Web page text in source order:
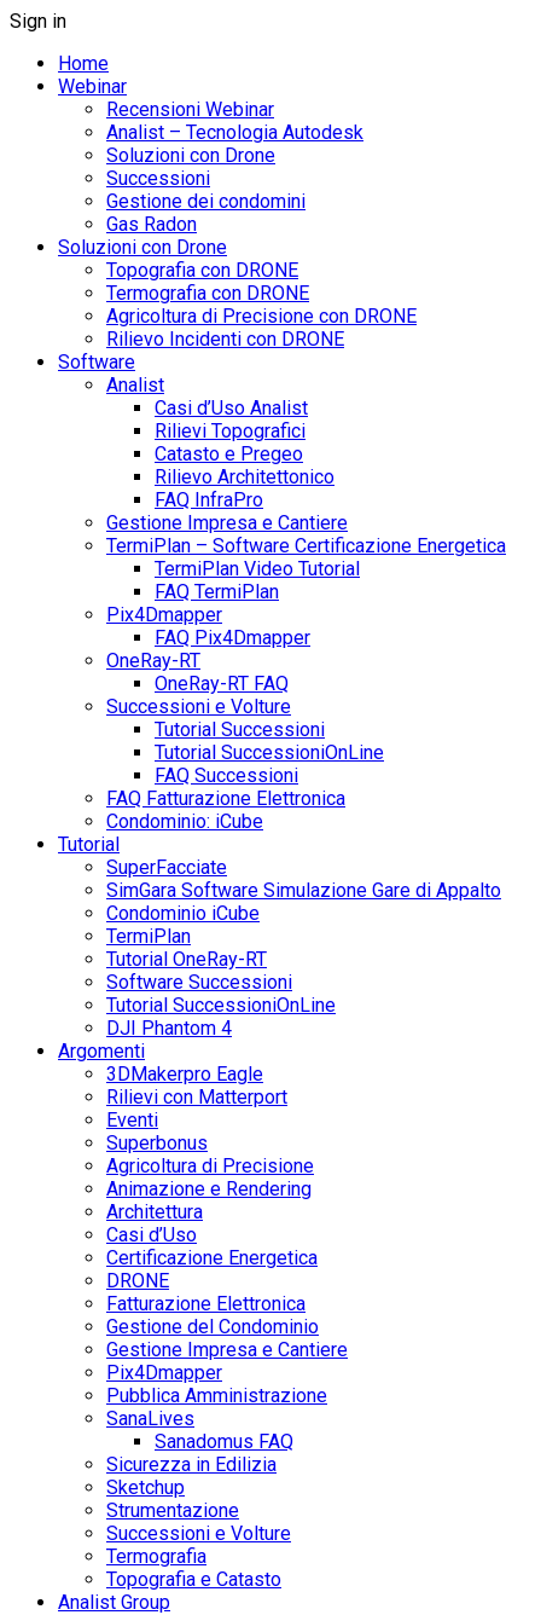
Sign in
Home
Webinar
Recensioni Webinar
Analist – Tecnologia Autodesk
Soluzioni con Drone
Successioni
Gestione dei condomini
Gas Radon
Soluzioni con Drone
Topografia con DRONE
Termografia con DRONE
Agricoltura di Precisione con DRONE
Rilievo Incidenti con DRONE
Software
Analist
Casi d’Uso Analist
Rilievi Topografici
Catasto e Pregeo
Rilievo Architettonico
FAQ InfraPro
Gestione Impresa e Cantiere
TermiPlan – Software Certificazione Energetica
TermiPlan Video Tutorial
FAQ TermiPlan
Pix4Dmapper
FAQ Pix4Dmapper
OneRay-RT
OneRay-RT FAQ
Successioni e Volture
Tutorial Successioni
Tutorial SuccessioniOnLine
FAQ Successioni
FAQ Fatturazione Elettronica
Condominio: iCube
Tutorial
SuperFacciate
SimGara Software Simulazione Gare di Appalto
Condominio iCube
TermiPlan
Tutorial OneRay-RT
Software Successioni
Tutorial SuccessioniOnLine
DJI Phantom 4
Argomenti
3DMakerpro Eagle
Rilievi con Matterport
Eventi
Superbonus
Agricoltura di Precisione
Animazione e Rendering
Architettura
Casi d’Uso
Certificazione Energetica
DRONE
Fatturazione Elettronica
Gestione del Condominio
Gestione Impresa e Cantiere
Pix4Dmapper
Pubblica Amministrazione
SanaLives
Sanadomus FAQ
Sicurezza in Edilizia
Sketchup
Strumentazione
Successioni e Volture
Termografia
Topografia e Catasto
Analist Group